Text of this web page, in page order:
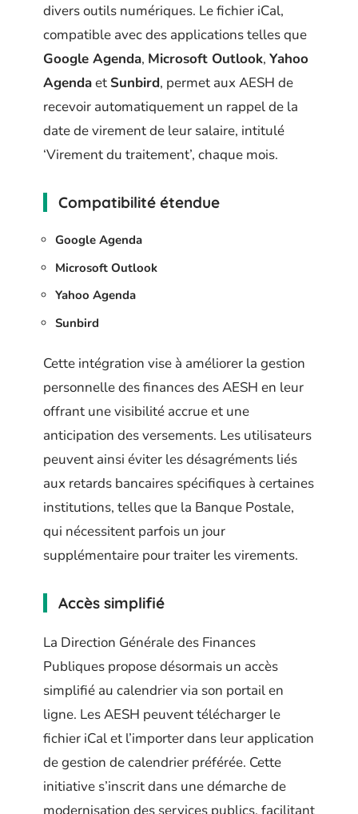
divers outils numériques. Le fichier iCal,
compatible avec des applications telles que
Google Agenda, Microsoft Outlook, Yahoo
Agendaet Sunbird, permet aux AESH de
recevoir automatiquement un rappel de la
date de virement de leur salaire, intitulé
‘Virement du traitement’, chaque mois.
Compatibilité étendue
Google Agenda
Microsoft Outlook
Yahoo Agenda
Sunbird
Cette intégration vise à améliorer la gestion
personnelle des finances des AESH en leur
offrant une visibilité accrue et une
anticipation des versements. Les utilisateurs
peuvent ainsi éviter les désagréments liés
aux retards bancaires spécifiques à certaines
institutions, telles que la Banque Postale,
qui nécessitent parfois un jour
supplémentaire pour traiter les virements.
Accès simplifié
La Direction Générale des Finances
Publiques propose désormais un accès
simplifié au calendrier via son portail en
ligne. Les AESH peuvent télécharger le
fichier iCal et l’importer dans leur application
de gestion de calendrier préférée. Cette
initiative s’inscrit dans une démarche de
modernisation des services publics, facilitant